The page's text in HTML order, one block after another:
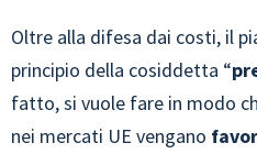
Oltre alla difesa dai costi, il
principio della cosiddetta “
fatto, si vuole fare in modo
nei mercati UE vengano